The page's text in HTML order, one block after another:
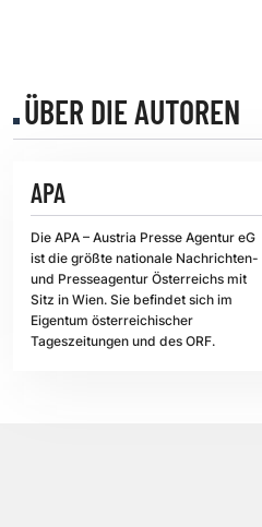
ÜBER DIE AUTOREN
APA
Die APA – Austria Presse Agentur eG
ist die größte nationale Nachrichten-
und Presseagentur Österreichs mit
Sitz in Wien. Sie befindet sich im
Eigentum österreichischer
Tageszeitungen und des ORF.